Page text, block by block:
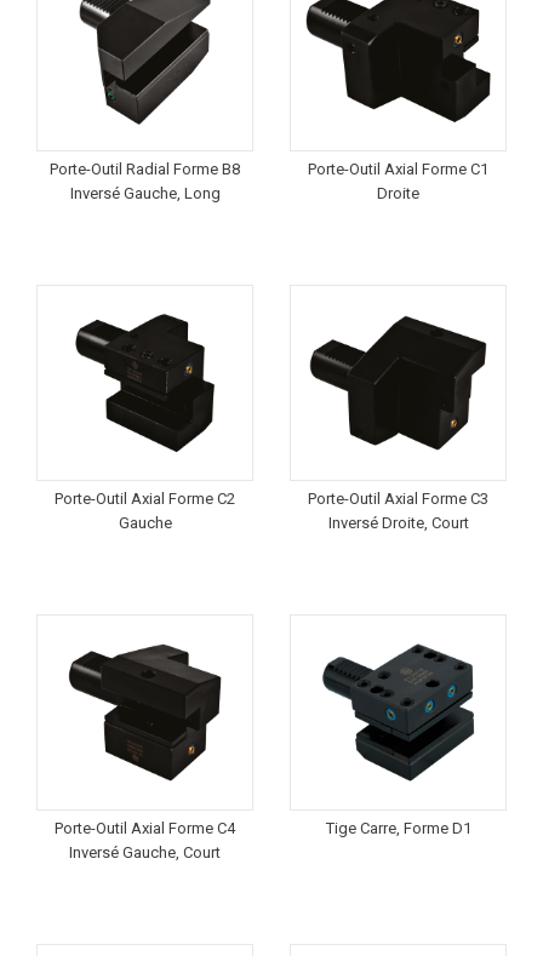
Porte-Outil Radial Forme B8
Inversé Gauche, Long
Porte-Outil Axial Forme C1
Droite
Porte-Outil Axial Forme C2
Gauche
Porte-Outil Axial Forme C3
Inversé Droite, Court
Porte-Outil Axial Forme C4
Inversé Gauche, Court
Tige Carre, Forme D1